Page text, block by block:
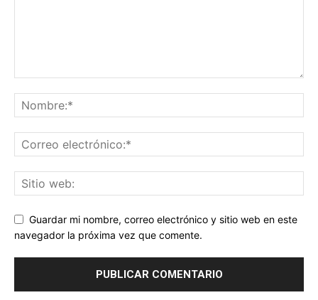
Guardar mi nombre, correo electrónico y sitio web en este
navegador la próxima vez que comente.